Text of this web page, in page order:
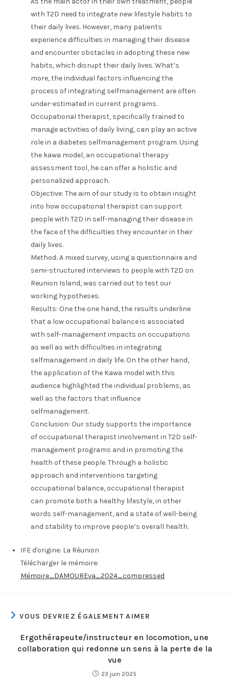
with T2D need to integrate new lifestyle habits to
their daily lives. However, many patients
experience difficulties in managing their disease
and encounter obstacles in adopting these new
habits, which disrupt their daily lives. What’s
more, the individual factors influencing the
process of integrating selfmanagement are often
under-estimated in current programs.
Occupational therapist, specifically trained to
manage activities of daily living, can play an active
role in a diabetes selfmanagement program. Using
the kawa model, an occupational therapy
assessment tool, he can offer a holistic and
personalized approach.
Objective: The aim of our study is to obtain insight
into how occupational therapist can support
people with T2D in self-managing their disease in
the face of the difficulties they encounter in their
daily lives.
Method: A mixed survey, using a questionnaire and
semi-structured interviews to people with T2D on
Reunion Island, was carried out to test our
working hypotheses.
Results: One the one hand, the results underline
that a low occupational balance is associated
with self-management impacts on occupations
as well as with difficulties in integrating
selfmanagement in daily life. On the other hand,
the application of the Kawa model with this
audience highlighted the individual problems, as
well as the factors that influence
selfmanagement.
Conclusion: Our study supports the importance
of occupational therapist involvement in T2D self-
management programs and in promoting the
health of these people. Through a holistic
approach and interventions targeting
occupational balance, occupational therapist
can promote both a healthy lifestyle, in other
words self-management, and a state of well-being
and stability to improve people’s overall health.
IFE d'origine: La Réunion
Télécharger le mémoire:
Mémoire_DAMOUREva_2024_compressed
VOUS DEVRIEZ ÉGALEMENT AIMER
Ergothérapeute/instructeur en locomotion, une
collaboration qui redonne un sens à la perte de la
vue
23 juin 2025